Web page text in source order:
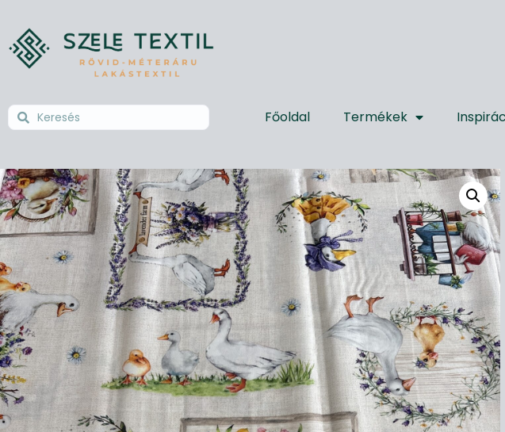
Főoldal Termékek